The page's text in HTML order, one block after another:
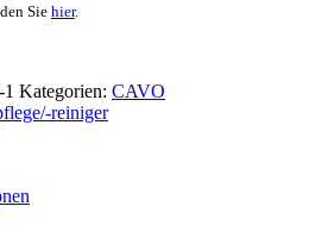
Sie hier.
Kategorien: CAVO
reiniger